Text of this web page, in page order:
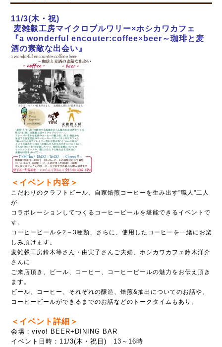
11/3(木・祝)
麦雑穀工房マイクロブルワリー×ホシカワカフェ
『a wonderful encouter:coffee×beer ～珈琲と麦
酒の素敵な出会い』
＜イベント内容＞
こだわりのクラフトビール、自家焙煎コーヒーを生み出す"職人"二人
が
コラボレーションしてつくるコーヒービールを堪能できるイベントで
す。
コーヒービールを2～3種類、さらに、使用したコーヒーを一緒にお楽
しみ頂けます。
麦雑穀工房鈴木等さん・由実子さんご夫婦、ホシカワカフェ鈴木洋介
さんに
ご来店頂き、ビール、コーヒー、コーヒービールの魅力をお伝え頂き
ます。
ビール、コーヒー、それぞれの醸造、焙煎&抽出についてのお話や、
コーヒービールができるまでのお話などのトークタイムもあり。
＜イベント詳細＞
会場：vivo! BEER+DINING BAR
イベント日時：11/3(木・祝日) 13～16時